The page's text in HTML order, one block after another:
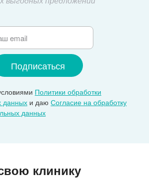
Политики обработки
данных и даю Согласие на обработку
данных
клинику